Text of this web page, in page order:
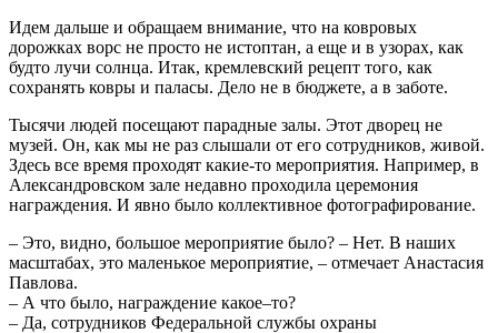
Идем дальше и обращаем внимание, что на ковровых
дорожках ворс не просто не истоптан, а еще и в узорах, как
будто лучи солнца. Итак, кремлевский рецепт того, как
сохранять ковры и паласы. Дело не в бюджете, а в заботе.
Тысячи людей посещают парадные залы. Этот дворец не
музей. Он, как мы не раз слышали от его сотрудников, живой.
Здесь все время проходят какие-то мероприятия. Например, в
Александровском зале недавно проходила церемония
награждения. И явно было коллективное фотографирование.
– Это, видно, большое мероприятие было? – Нет. В наших
масштабах, это маленькое мероприятие, – отмечает Анастасия
Павлова.
– А что было, награждение какое–то?
– Да, сотрудников Федеральной службы охраны